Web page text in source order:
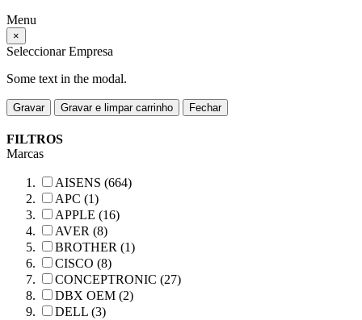
Menu
×
Seleccionar Empresa
Some text in the modal.
Gravar Gravar e limpar carrinho Fechar
FILTROS
Marcas
AISENS (664)
APC (1)
APPLE (16)
AVER (8)
BROTHER (1)
CISCO (8)
CONCEPTRONIC (27)
DBX OEM (2)
DELL (3)